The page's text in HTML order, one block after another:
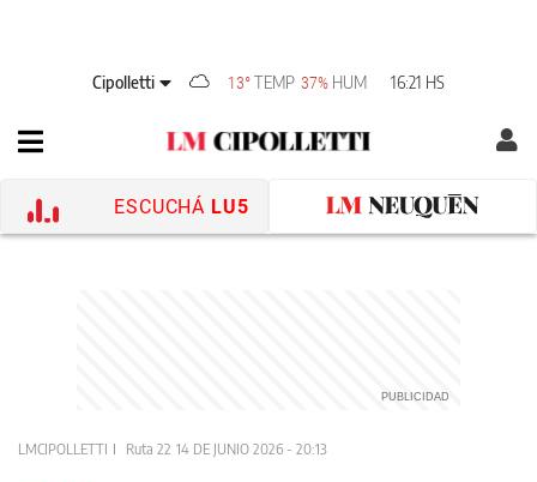
Cipolletti 13° TEMP 37% HUM 16:21 HS
ESCUCHÁ LU5
LMCIPOLLETTI Ruta 22 14 DE JUNIO 2026 - 20:13